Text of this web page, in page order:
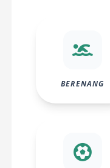
BERENANG